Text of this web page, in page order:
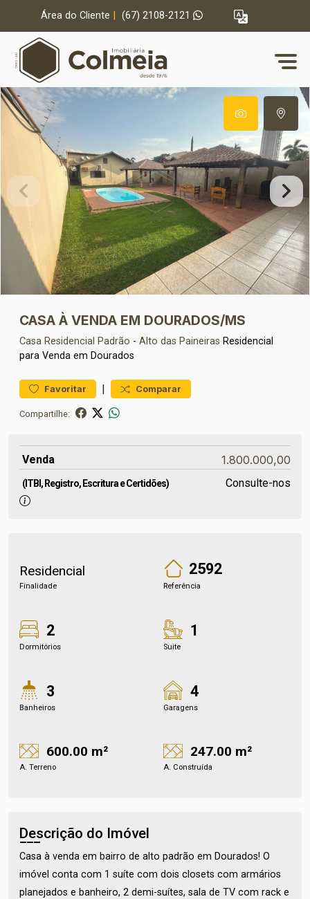
Área do Cliente (67) 2108-2121
CASA À VENDA EM DOURADOS/MS
Casa Residencial Padrão - Alto das Paineiras Residencial
para Venda em Dourados
Favoritar | Comparar
Compartilhe:
Venda 1.800.000,00
(ITBI, Registro, Escritura e Certidões) Consulte-nos
Residencial
Finalidade
2592
Referência
2
Dormitórios
1
Suite
3
Banheiros
4
Garagens
600.00 m²
A. Terreno
247.00 m²
A. Construída
Descrição do Imóvel
Casa à venda em bairro de alto padrão em Dourados! O
imóvel conta com 1 suíte com dois closets com armários
planejados e banheiro, 2 demi-suítes, sala de TV com rack e